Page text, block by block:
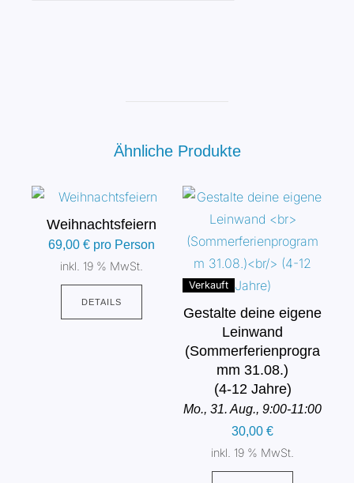
Ähnliche Produkte
Weihnachtsfeiern
69,00 € pro Person
inkl. 19 % MwSt.
DETAILS
Verkauft
Gestalte deine eigene
Leinwand
(Sommerferienprogra
mm 31.08.)
(4-12 Jahre)
Mo., 31. Aug., 9:00-11:00
30,00€
inkl. 19 % MwSt.